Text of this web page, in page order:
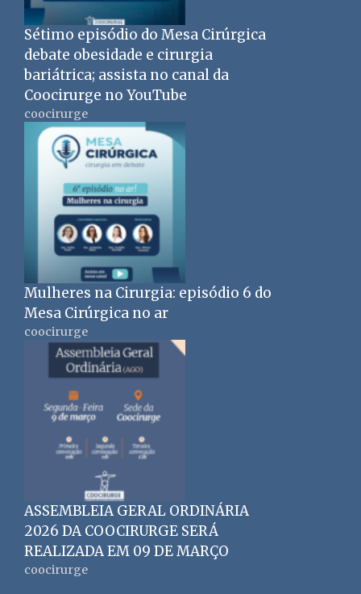
Sétimo episódio do Mesa Cirúrgica
debate obesidade e cirurgia
bariátrica; assista no canal da
Coocirurge no YouTube
coocirurge
Mulheres na Cirurgia: episódio 6 do
Mesa Cirúrgica no ar
coocirurge
ASSEMBLEIA GERAL ORDINÁRIA
2026 DA COOCIRURGE SERÁ
REALIZADA EM 09 DE MARÇO
coocirurge